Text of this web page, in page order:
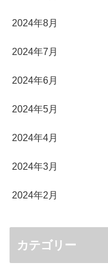
2024年8月
2024年7月
2024年6月
2024年5月
2024年4月
2024年3月
2024年2月
カテゴリー